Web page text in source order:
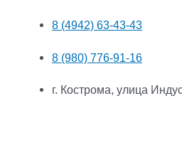
8 (4942) 63-43-43
8 (980) 776-91-16
г. Кострома, улица